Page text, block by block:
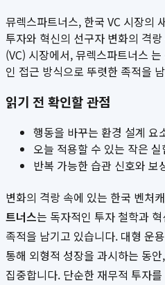
뮤렉스파트너스, 한국 VC 시장의
투자와 혁신의 선구자 변화의 격
(VC) 시장에서, 뮤렉스파트너스
인 접근 방식으로 뚜렷한 족적을
읽기 전 확인할 관점
행동을 바꾸는 환경 설계 요
오늘 적용할 수 있는 작은
반복 가능한 습관 신호와 보
변화의 격랑 속에 있는 한국 벤처
트너스는 독자적인 투자 철학과
족적을 남기고 있습니다. 대형 운
통해 외형적 성장을 과시하는 동안,
집중합니다. 단순한 재무적 투자